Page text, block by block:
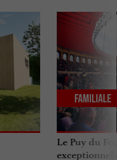
Le Puy du
Familiale